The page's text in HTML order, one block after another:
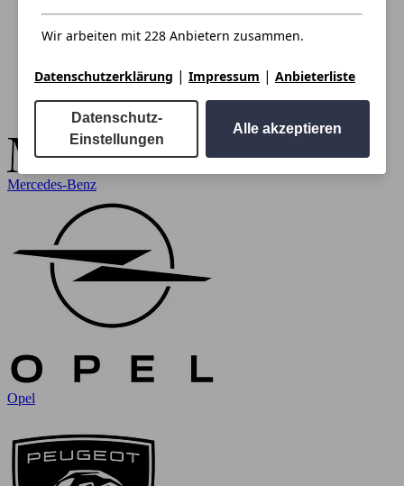
Mercedes-Benz
Opel
Wir arbeiten mit 228 Anbietern zusammen.
Datenschutzerklärung | Impressum | Anbieterliste
Datenschutz-
Einstellungen
Alle akzeptieren